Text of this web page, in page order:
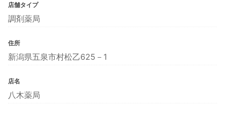
店舗タイプ
調剤薬局
住所
新潟県五泉市村松乙625－1
店名
八木薬局